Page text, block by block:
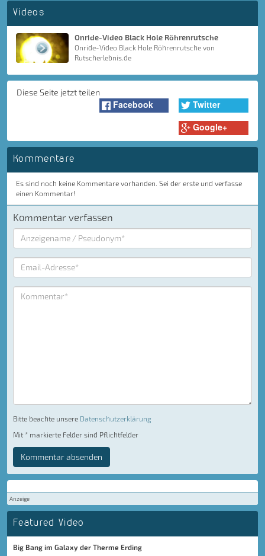
Videos
Onride-Video Black Hole Röhrenrutsche
Onride-Video Black Hole Röhrenrutsche von
Rutscherlebnis.de
Diese Seite jetzt teilen
Facebook
Twitter
Google+
Kommentare
Es sind noch keine Kommentare vorhanden. Sei der erste und verfasse
einen Kommentar!
Kommentar verfassen
Bitte beachte unsere Datenschutzerklärung
Mit * markierte Felder sind Pflichtfelder
Kommentar absenden
Anzeige
Featured Video
Big Bang im Galaxy der Therme Erding